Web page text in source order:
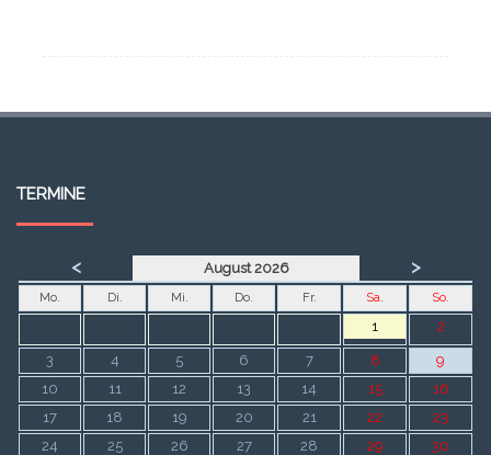
TERMINE
< August 2026 >
Mo. Di. Mi. Do. Fr. Sa. So.
1 2
3 4 5 6 7 8
9
10
11 12 13 14 15
16
17
18 19 20 21 22
23
24
25 26 27 28 29
30